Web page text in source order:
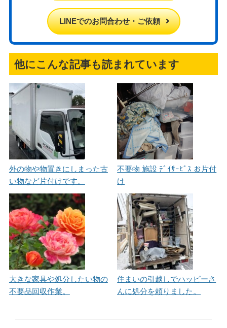
LINEでのお問合わせ・ご依頼
他にこんな記事も読まれています
外の物や物置きにしまった古
い物など片付けです。
不要物 施設 ﾃﾞｲｻｰﾋﾞｽ お片付
け
大きな家具や処分したい物の
不要品回収作業。
住まいの引越しでハッピーさ
んに処分を頼りました。